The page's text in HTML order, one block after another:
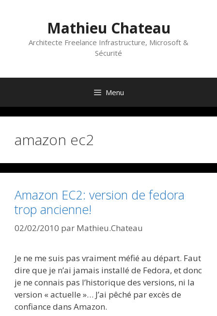
Mathieu Chateau
Architecte Freelance Infrastructure, Microsoft &
Sécurité
Menu
amazon ec2
Amazon EC2: version de fedora
trop ancienne!
02/02/2010 par Mathieu.Chateau
Je ne me suis pas vraiment méfié au départ. Faut
dire que je n’ai jamais installé de Fedora, et donc
je ne connais pas l’historique des versions, ni la
version « actuelle »… J’ai pêché par excès de
confiance dans Amazon.